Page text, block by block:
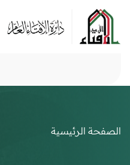
الصفحة الرئيسية